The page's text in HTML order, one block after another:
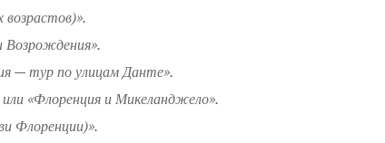
возрастов)».
Возрождения».
— тур по улицам Данте».
«Флоренция и Микеланджело».
Флоренции)».